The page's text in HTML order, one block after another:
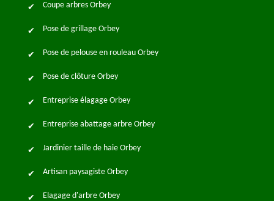
Coupe arbres Orbey
Pose de grillage Orbey
Pose de pelouse en rouleau Orbey
Pose de clôture Orbey
Entreprise élagage Orbey
Entreprise abattage arbre Orbey
Jardinier taille de haie Orbey
Artisan paysagiste Orbey
Elagage d'arbre Orbey